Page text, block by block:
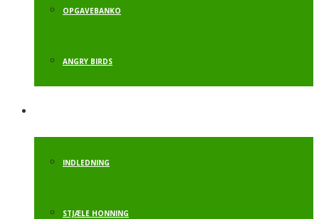
OPGAVEBANKO
ANGRY BIRDS
INDLEDNING
STJÆLE HONNING